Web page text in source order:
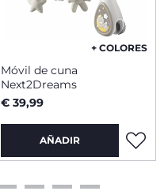
+ COLORES
Móvil de cuna
Next2Dreams
€ 39,99
AÑADIR